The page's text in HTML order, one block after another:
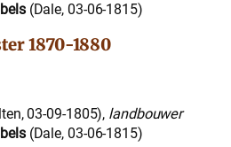
(Dale, 03-06-1815)
1870-1880
03-09-1805), landbouwer
(Dale, 03-06-1815)